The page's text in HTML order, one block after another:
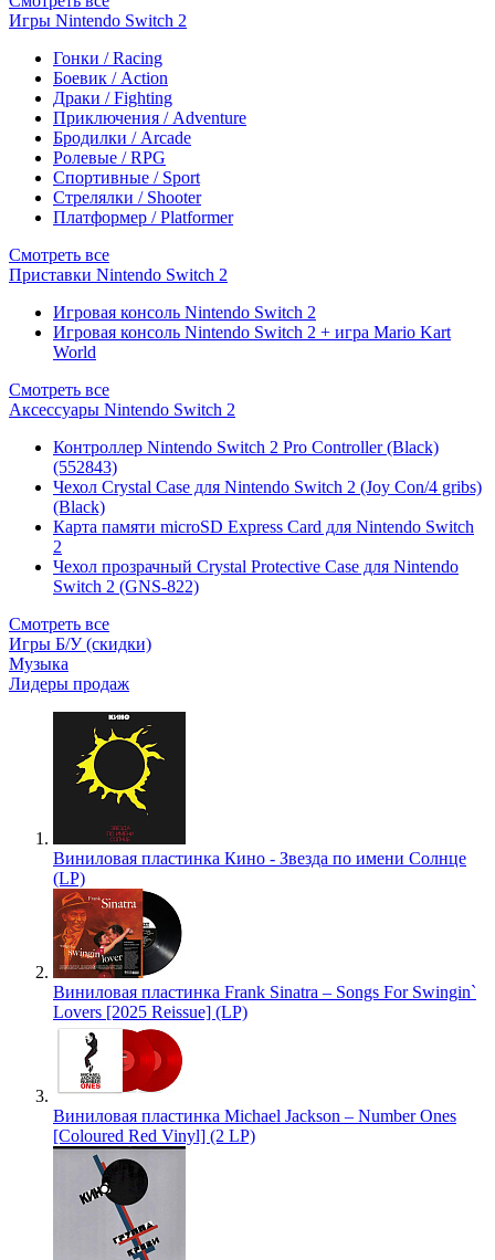
Игры Nintendo Switch 2
Гонки / Racing
Боевик / Action
Драки / Fighting
Приключения / Adventure
Бродилки / Arcade
Ролевые / RPG
Спортивные / Sport
Стрелялки / Shooter
Платформер / Platformer
Смотреть все
Приставки Nintendo Switch 2
Игровая консоль Nintendo Switch 2
Игровая консоль Nintendo Switch 2 + игра Mario Kart
World
Смотреть все
Аксессуары Nintendo Switch 2
Контроллер Nintendo Switch 2 Pro Controller (Black)
(552843)
Чехол Сrystal Сase для Nintendo Switch 2 (Joy Con/4 gribs)
(Black)
Карта памяти microSD Express Card для Nintendo Switch
2
Чехол прозрачный Crystal Protective Case для Nintendo
Switch 2 (GNS-822)
Смотреть все
Игры Б/У (скидки)
Музыка
Лидеры продаж
Виниловая пластинка Кино - Звезда по имени Солнце
(LP)
Виниловая пластинка Frank Sinatra – Songs For Swingin`
Lovers [2025 Reissue] (LP)
Виниловая пластинка Michael Jackson – Number Ones
[Coloured Red Vinyl] (2 LP)